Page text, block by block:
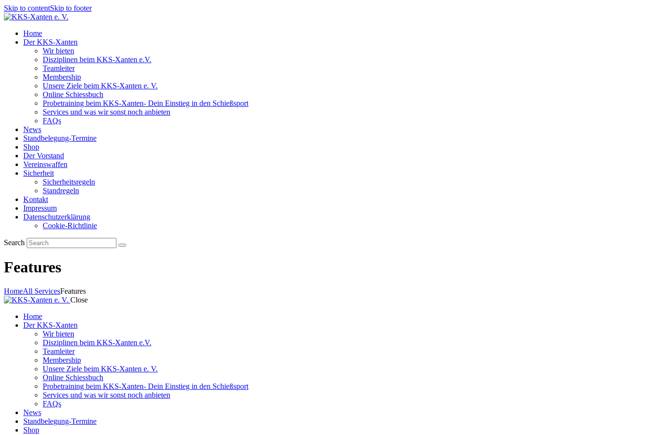
Skip to contentSkip to footer
Home
Der KKS-Xanten
Wir bieten
Disziplinen beim KKS-Xanten e.V.
Teamleiter
Membership
Unsere Ziele beim KKS-Xanten e. V.
Online Schiessbuch
Probetraining beim KKS-Xanten- Dein Einstieg in den Schießsport
Services und was wir sonst noch anbieten
FAQs
News
Standbelegung-Termine
Shop
Der Vorstand
Vereinswaffen
Sicherheit
Sicherheitsregeln
Standregeln
Kontakt
Impressum
Datenschutzerklärung
Cookie-Richtlinie
Search
Features
HomeAll ServicesFeatures
Close
Home
Der KKS-Xanten
Wir bieten
Disziplinen beim KKS-Xanten e.V.
Teamleiter
Membership
Unsere Ziele beim KKS-Xanten e. V.
Online Schiessbuch
Probetraining beim KKS-Xanten- Dein Einstieg in den Schießsport
Services und was wir sonst noch anbieten
FAQs
News
Standbelegung-Termine
Shop